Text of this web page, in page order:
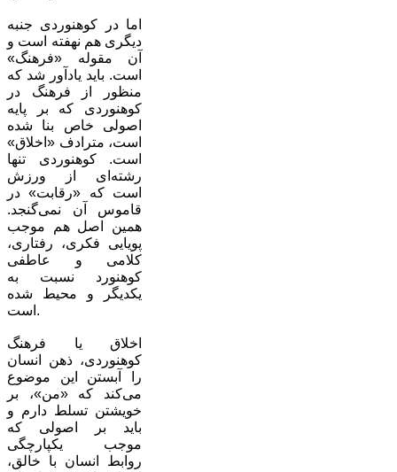
اما در کوهنوردی جنبه
دیگری هم نهفته است و
آن مقوله «فرهنگ»
است. باید یادآور شد که
منظور از فرهنگ در
کوهنوردی که بر پایه
اصولی خاص بنا شده
است، مترادف «اخلاق»
است. کوهنوردی تنها
رشته‌ای از ورزش
است که «رقابت» در
قاموس آن نمی‌گنجد.
همین اصل هم موجب
پویایی فکری، رفتاری،
کلامی و عاطفی
کوهنورد نسبت به
یکدیگر و محیط شده
است.
اخلاق یا فرهنگ
کوهنوردی، ذهن انسان
را آبستن این موضوع
می‌کند که «من»، بر
خویشتن تسلط دارم و
باید بر اصولی که
موجب یکپارچگی
روابط انسان با خالق،